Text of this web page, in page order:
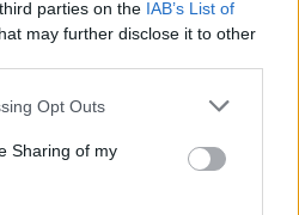
parties on the IAB’s List of
may further disclose it to other
app uses one or more Google
behaviour. You may click to
and its third-party tags to
purposes in below Google
Opt Outs
Sharing of my